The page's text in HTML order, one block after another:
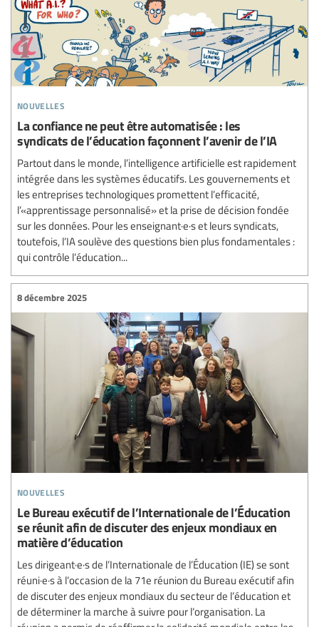
nouvelles
La confiance ne peut être automatisée : les
syndicats de l’éducation façonnent l’avenir de l’IA
Partout dans le monde, l’intelligence artificielle est rapidement
intégrée dans les systèmes éducatifs. Les gouvernements et
les entreprises technologiques promettent l’efficacité,
l’«apprentissage personnalisé» et la prise de décision fondée
sur les données. Pour les enseignant·e·s et leurs syndicats,
toutefois, l’IA soulève des questions bien plus fondamentales :
qui contrôle l’éducation...
nouvelles
8 décembre 2025
Le Bureau exécutif de l’Internationale de l’Éducation
se réunit afin de discuter des enjeux mondiaux en
matière d’éducation
Les dirigeant·e·s de l’Internationale de l’Éducation (IE) se sont
réuni·e·s à l’occasion de la 71e réunion du Bureau exécutif afin
de discuter des enjeux mondiaux du secteur de l’éducation et
de déterminer la marche à suivre pour l’organisation. La